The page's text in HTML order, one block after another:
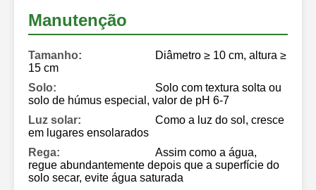
Manutenção
Tamanho:
Diâmetro ≥ 10 cm, altura ≥
15 cm
Solo:
Solo com textura solta ou
solo de húmus especial, valor de pH 6-7
Luz solar:
Como a luz do sol, cresce
em lugares ensolarados
Rega:
Assim como a água,
regue abundantemente depois que a superfície do
solo secar, evite água saturada